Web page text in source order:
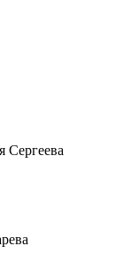
Сергеева